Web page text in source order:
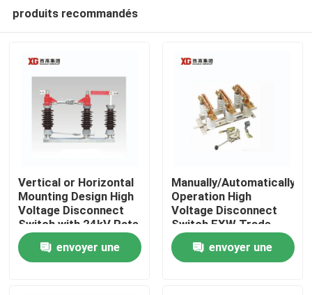
Maison
Produits
produits recommandés
Vertical or Horizontal
Mounting Design High
Voltage Disconnect
Switch with 24kV Rate
Voltage
envoyer une
Manually/Automatically
Operation High
Voltage Disconnect
Switch EXW Trade
Terms Product
envoyer une